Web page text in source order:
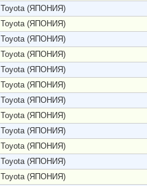
Toyota (ЯПОНИЯ)
Toyota (ЯПОНИЯ)
Toyota (ЯПОНИЯ)
Toyota (ЯПОНИЯ)
Toyota (ЯПОНИЯ)
Toyota (ЯПОНИЯ)
Toyota (ЯПОНИЯ)
Toyota (ЯПОНИЯ)
Toyota (ЯПОНИЯ)
Toyota (ЯПОНИЯ)
Toyota (ЯПОНИЯ)
Toyota (ЯПОНИЯ)